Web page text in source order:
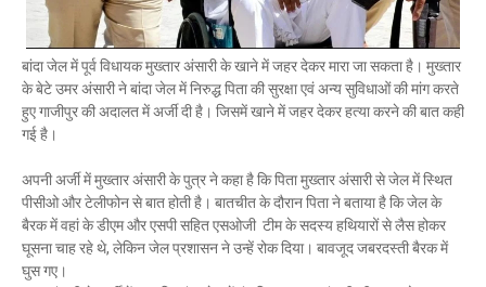
Mau Beat Media -Dec 06 2022
Mau:-शिव धनुष भंग,राम बारात कल
Mau Beat Media -Nov 28 2022
Mau:-जांच में 74 खाद्य नमूनों में 19 में मिली मिलावट
Mau Beat Media-Nov 15 2022
Mau:-सांप को हाथ में लपेटे में पहुंचा युवक अस्पताल, मची अफरा
Mau Beat Media-Nov 14 2022
Prayagraj:- इतिहास के पन्नों में विलुप्त हो गये स्वतंत्रता
Mau Beat Media-Sep 22 2024
Fear of missing out-FOMO
बांदा जेल में पूर्व विधायक मुख्तार अंसारी के खाने में जहर देकर मारा जा सकता है। मुख्तार
के बेटे उमर अंसारी ने बांदा जेल में निरुद्ध पिता की सुरक्षा एवं अन्य सुविधाओं की मांग करते
हुए गाजीपुर की अदालत में अर्जी दी है। जिसमें खाने में जहर देकर हत्या करने की बात कही
गई है।
अपनी अर्जी में मुख्तार अंसारी के पुत्र ने कहा है कि पिता मुख्तार अंसारी से जेल में स्थित
पीसीओ और टेलीफोन से बात होती है। बातचीत के दौरान पिता ने बताया है कि जेल के
बैरक में वहां के डीएम और एसपी सहित एसओजी टीम के सदस्य हथियारों से लैस होकर
घूसना चाह रहे थे, लेकिन जेल प्रशासन ने उन्हें रोक दिया। बावजूद जबरदस्ती बैरक में
घुस गए।